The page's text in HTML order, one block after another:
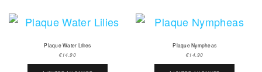
Plaque Water Lilies
€14.90
Plaque Nympheas
€14.90